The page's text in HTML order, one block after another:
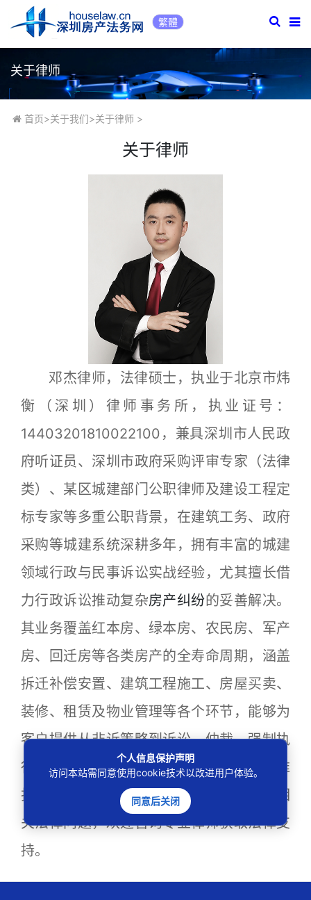
繁體
关于律师
首页>关于我们>关于律师>
关于律师
邓杰律师，法律硕士，执业于北京市炜
衡（深圳）律师事务所，执业证号：
14403201810022100，兼具深圳市人民政
府听证员、深圳市政府采购评审专家（法律
类）、某区城建部门公职律师及建设工程定
标专家等多重公职背景，在建筑工务、政府
采购等城建系统深耕多年，拥有丰富的城建
领域行政与民事诉讼实战经验，尤其擅长借
力行政诉讼推动复杂房产纠纷的妥善解决。
其业务覆盖红本房、绿本房、农民房、军产
房、回迁房等各类房产的全寿命周期，涵盖
拆迁补偿安置、建筑工程施工、房屋买卖、
装修、租赁及物业管理等各个环节，能够为
客户提供从非诉策略到诉讼、仲裁、强制执
行的全流程、定制化法律解决方案，有力维
护委托人的合法权益。如果您正面临房产相
关法律问题，欢迎咨询专业律师获取法律支
持。
个人信息保护声明
访问本站需同意使用cookie技术以改进用户体验。
同意后关闭